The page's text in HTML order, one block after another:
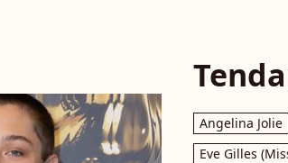
Angelina Jolie
Eve Gilles